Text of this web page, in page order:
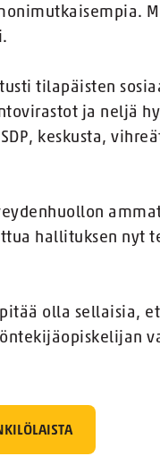
tilapäisten
ja neljä
keskusta,
hallituksen nyt
olla sellaisia,